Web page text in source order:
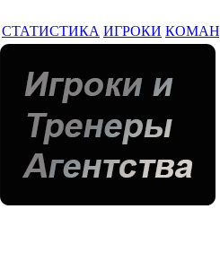
СТАТИСТИКА ИГРОКИ